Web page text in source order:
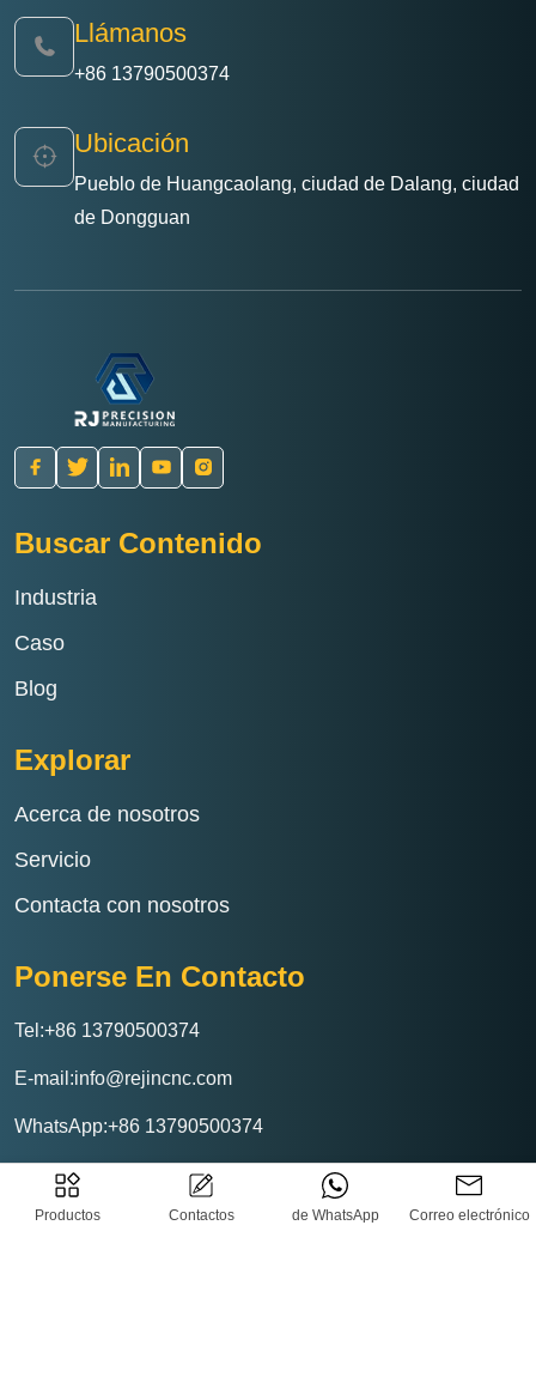
Llámanos
+86 13790500374
Ubicación
Pueblo de Huangcaolang, ciudad de Dalang, ciudad
de Dongguan
Buscar Contenido
Industria
Caso
Blog
Explorar
Acerca de nosotros
Servicio
Contacta con nosotros
Ponerse En Contacto
Tel:+86 13790500374
E-mail:info@rejincnc.com
WhatsApp:+86 13790500374
Productos Contactos de WhatsApp Correo electrónico